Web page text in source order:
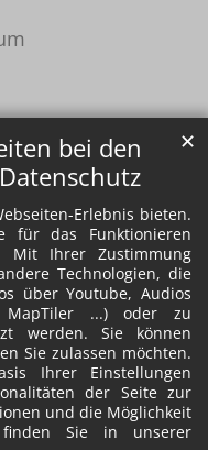
bei den
Erlebnis bieten.
für das Funktionieren
Mit Ihrer Zustimmung
Technologien, die
über Youtube, Audios
MapTiler ...) oder zu
werden. Sie können
Sie zulassen möchten.
Ihrer Einstellungen
der Seite zur
und die Möglichkeit
Sie in unserer
✕